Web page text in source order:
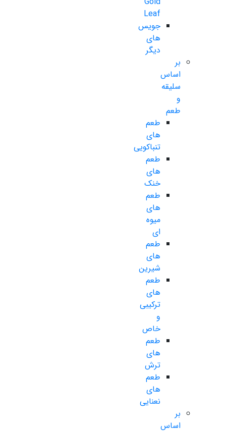
Leaf
جویس
های
دیگر
بر
اساس
سلیقه
و
طعم
طعم
های
تنباکویی
طعم
های
خنک
طعم
های
میوه
ای
طعم
های
شیرین
طعم
های
ترکیبی
و
خاص
طعم
های
ترش
طعم
های
نعنایی
بر
اساس